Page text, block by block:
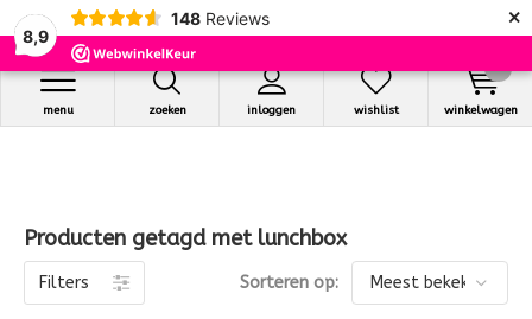
8,9
148 Reviews ×
zoeken inloggen
menu wishlist winkelwagen
Producten getagd met lunchbox
Filters Sorteren op: